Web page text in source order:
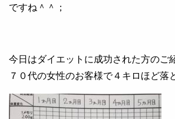
ですね＾＾；
今日はダイエットに成功された方のご
７０代の女性のお客様で４キロほど落